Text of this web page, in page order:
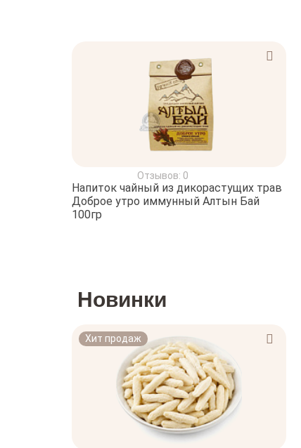
Отзывов: 0
Напиток чайный из дикорастущих трав
Доброе утро иммунный Алтын Бай
100гр
Новинки
Хит продаж